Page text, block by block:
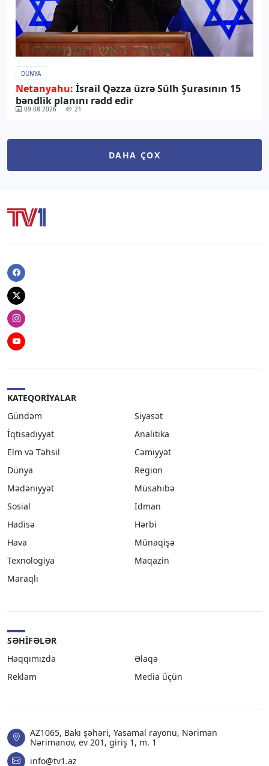
DÜNYA
Netanyahu: İsrail Qəzza üzrə Sülh Şurasının 15
bəndlik planını rədd edir
09.08.2026 21
DAHA ÇOX
Facebook
Twitter
Instagram
Youtube
KATEQORIYALAR
Gündəm
Siyasət
İqtisadiyyat
Analitika
Elm və Təhsil
Cəmiyyət
Dünya
Region
Mədəniyyət
Müsahibə
Sosial
İdman
Hadisə
Hərbi
Hava
Münaqişə
Texnologiya
Maqazin
Maraqlı
SƏHIFƏLƏR
Haqqımızda
Əlaqə
Reklam
Media üçün
AZ1065, Bakı şəhəri, Yasamal rayonu, Nəriman
Nərimanov, ev 201, giriş 1, m. 1
info@tv1.az